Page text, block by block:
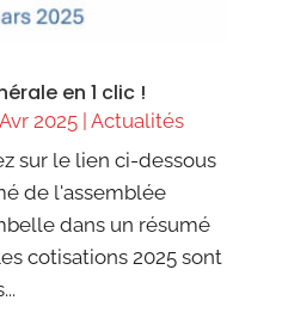
en 1 clic !
2025| Actualités
sur le lien ci-dessous
de l'assemblée
dans un résumé
cotisations 2025 sont